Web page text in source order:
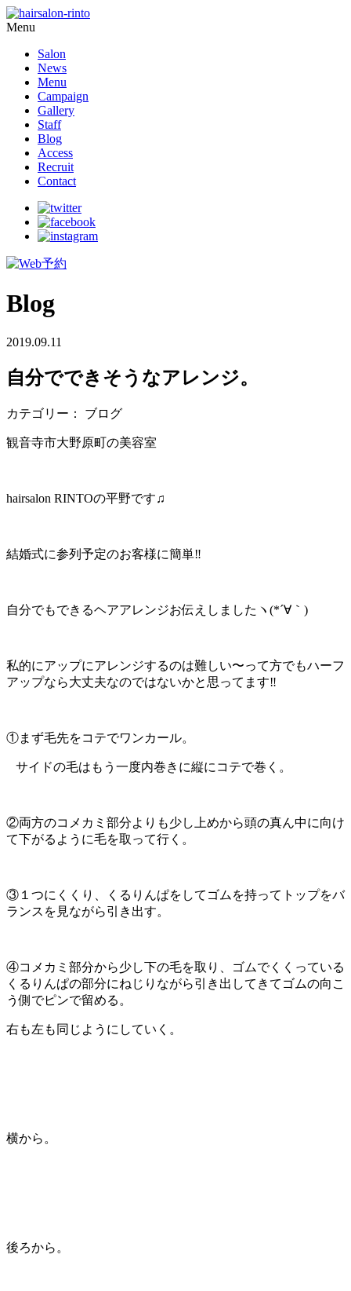
Menu
Salon
News
Menu
Campaign
Gallery
Staff
Blog
Access
Recruit
Contact
Blog
2019.09.11
自分でできそうなアレンジ。
カテゴリー： ブログ
観音寺市大野原町の美容室
hairsalon RINTOの平野です♫
結婚式に参列予定のお客様に簡単‼︎
自分でもできるヘアアレンジお伝えしましたヽ(*´∀｀)
私的にアップにアレンジするのは難しい〜って方でもハーフ
アップなら大丈夫なのではないかと思ってます‼︎
①まず毛先をコテでワンカール。
サイドの毛はもう一度内巻きに縦にコテで巻く。
②両方のコメカミ部分よりも少し上めから頭の真ん中に向け
て下がるように毛を取って行く。
③１つにくくり、くるりんぱをしてゴムを持ってトップをバ
ランスを見ながら引き出す。
④コメカミ部分から少し下の毛を取り、ゴムでくくっている
くるりんぱの部分にねじりながら引き出してきてゴムの向こ
う側でピンで留める。
右も左も同じようにしていく。
横から。
後ろから。